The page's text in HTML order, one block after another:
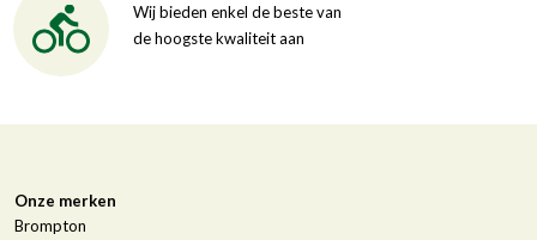
Wij bieden enkel de beste van
de hoogste kwaliteit aan
Onze merken
Brompton